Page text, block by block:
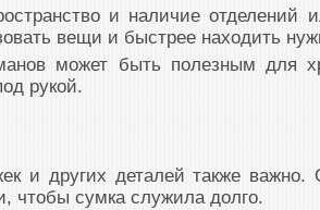
и наличие отделений
вещи и быстрее находить
может быть полезным для
рукой.
и других деталей также
чтобы сумка служила долго.